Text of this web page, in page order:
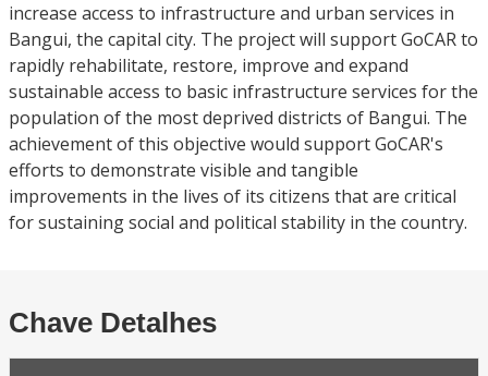
increase access to infrastructure and urban services in
Bangui, the capital city. The project will support GoCAR to
rapidly rehabilitate, restore, improve and expand
sustainable access to basic infrastructure services for the
population of the most deprived districts of Bangui. The
achievement of this objective would support GoCAR's
efforts to demonstrate visible and tangible
improvements in the lives of its citizens that are critical
for sustaining social and political stability in the country.
Chave Detalhes